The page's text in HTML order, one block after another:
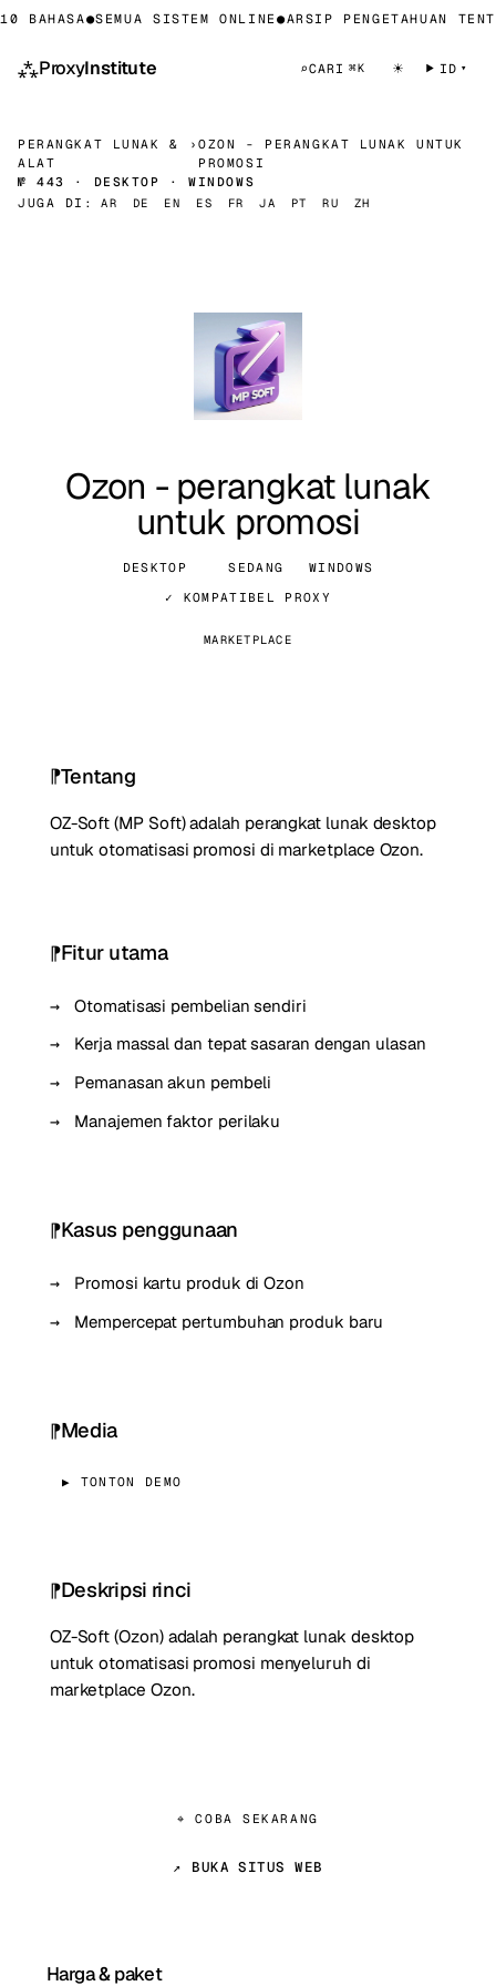
BAHASA●SEMUA SISTEM ONLINE●ARSIP PENGETAHUAN
⁂ProxyInstitute ⌕CARI ⌘K ☀ ID
PERANGKAT LUNAK &
ALAT
›OZON - PERANGKAT LUNAK UNTUK
PROMOSI
№ 443 · DESKTOP · WINDOWS
JUGA DI:
AR DE EN ES FR JA PT RU ZH
Ozon - perangkat lunak
untuk promosi
DESKTOP SEDANG
WINDOWS
✓ KOMPATIBEL PROXY
MARKETPLACE
Tentang
OZ-Soft (MP Soft) adalah perangkat lunak desktop
untuk otomatisasi promosi di marketplace Ozon.
Fitur utama
Otomatisasi pembelian sendiri
Kerja massal dan tepat sasaran dengan ulasan
Pemanasan akun pembeli
Manajemen faktor perilaku
Kasus penggunaan
Promosi kartu produk di Ozon
Mempercepat pertumbuhan produk baru
Media
▶ TONTON DEMO
Deskripsi rinci
OZ-Soft (Ozon) adalah perangkat lunak desktop
untuk otomatisasi promosi menyeluruh di
marketplace Ozon.
⌖ COBA SEKARANG
↗ BUKA SITUS WEB
Harga & paket